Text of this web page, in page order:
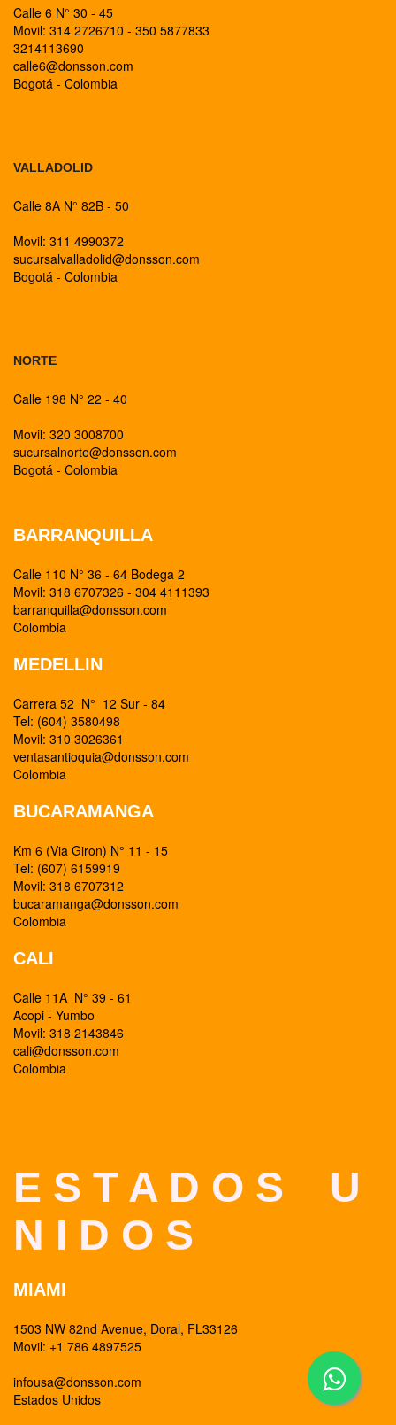
Calle 6 N° 30 - 45
Movil: 314 2726710 - 350 5877833
3214113690
calle6@donsson.com
Bogotá - Colombia
VALLADOLID
Calle 8A N° 82B - 50
Movil: 311 4990372
sucursalvalladolid@donsson.com
Bogotá - Colombia
NORTE
Calle 198 N° 22 - 40
Movil: 320 3008700
sucursalnorte@donsson.com
Bogotá - Colombia
BARRANQUILLA
Calle 110 N° 36 - 64 Bodega 2
Movil: 318 6707326 - 304 4111393
barranquilla@donsson.com
Colombia
MEDELLIN
Carrera 52 N° 12 Sur - 84
Tel: (604) 3580498
Movil: 310 3026361
ventasantioquia@donsson.com
Colombia
BUCARAMANGA
Km 6 (Via Giron) N° 11 - 15
Tel: (607) 6159919
Movil: 318 6707312
bucaramanga@donsson.com
Colombia
CALI
Calle 11A N° 39 - 61
Acopi - Yumbo
Movil: 318 2143846
cali@donsson.com
Colombia
E S T A D O S U
N I D O S
MIAMI
1503 NW 82nd Avenue, Doral, FL33126
Movil: +1 786 4897525
infousa@donsson.com
Estados Unidos